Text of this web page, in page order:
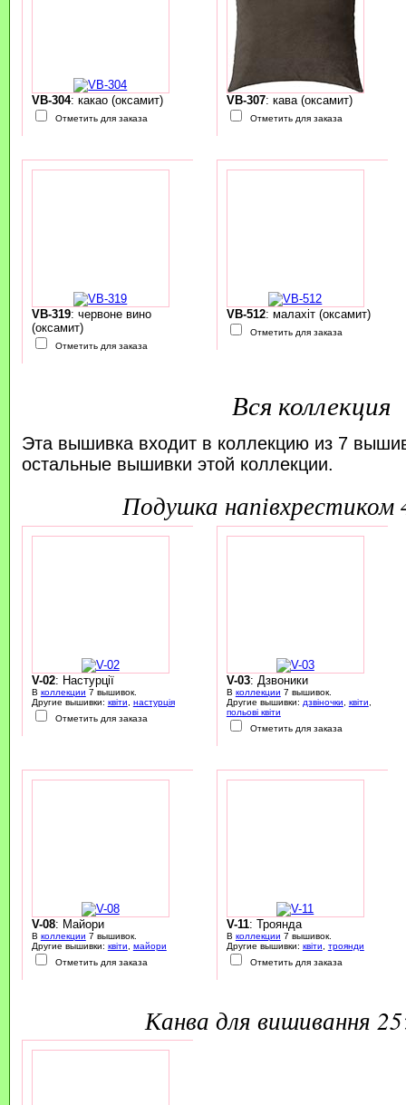
VB-304: какао (оксамит)
Отметить для заказа
VB-307: кава (оксамит)
Отметить для заказа
VB-319: червоне вино
(оксамит)
Отметить для заказа
VB-512: малахіт (оксамит)
Отметить для заказа
Вся коллекция
Эта вышивка входит в коллекцию из 7
остальные вышивки этой коллекции.
подушка
V-02: Настурції
В коллекции 7 вышивок.
Другие вышивки: квіти
настурція
Отметить для заказа
V-03: Дзвоники
В коллекции 7 вышивок.
Другие вышивки: дзвіночки квіти
польові квіти
Отметить для заказа
V-08: Майори
В коллекции 7 вышивок.
Другие вышивки: квіти
майори
Отметить для заказа
V-11: Троянда
В коллекции 7 вышивок.
Другие вышивки: квіти
троянди
Отметить для заказа
канва для вишивання